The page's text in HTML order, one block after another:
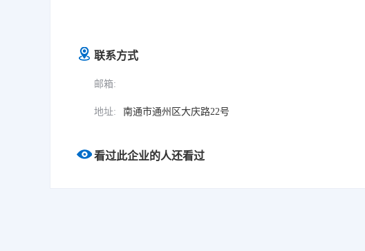
联系方式
邮箱:
地址: 南通市通州区大庆路22号
看过此企业的人还看过